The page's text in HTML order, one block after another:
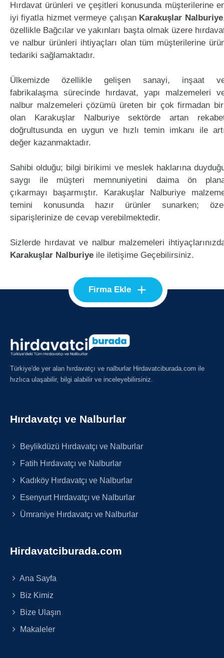
Hırdavat ürünleri ve çeşitleri konusunda müşterilerine
iyi fiyatla hizmet vermeye çalışan Karakuşlar Nalburiye
özellikle Bağcılar ve yakınları başta olmak üzere
ve nalbur ürünleri ihtiyaçları olan tüm müşterilerine
tedariki sağlamaktadır.
Ülkemizde özellikle gelişen sanayi, inşaat
fabrikalaşma sürecinde hırdavat, yapı malzemeleri
nalbur malzemeleri çözümü üreten bir çok firmadan
olan Karakuşlar Nalburiye sektörde artan
doğrultusunda en uygun ve hızlı temin imkanı ile
değer kazanmaktadır.
Sahibi olduğu; bilgi birikimi ve meslek haklarına
saygı ile müşteri memnuniyetini daima ön
çıkarmayı başarmıştır. Karakuşlar Nalburiye
temini konusunda hazır ürünler sunarken;
siparişlerinize de cevap verebilmektedir.
Sizlerde hırdavat ve nalbur malzemeleri
Karakuşlar Nalburiye ile iletişime Geçebilirsiniz.
Firma Ekle +
Türkiye'de yer alan hırdavatçı ve nalburlar Hirdavatciburada.com ile
hızlıca ulaşabilir, bilgi alabilir ve inceleyebilirsiniz.
Hırdavatçı ve Nalburlar
Beylikdüzü Hırdavatçı ve Nalburlar
Fatih Hırdavatçı ve Nalburlar
Kadıköy Hırdavatçı ve Nalburlar
Esenyurt Hırdavatçı ve Nalburlar
Ümraniye Hırdavatçı ve Nalburlar
Hirdavatciburada.com
Ana Sayfa
Biz Kimiz
Bize Ulaşın
Makaleler